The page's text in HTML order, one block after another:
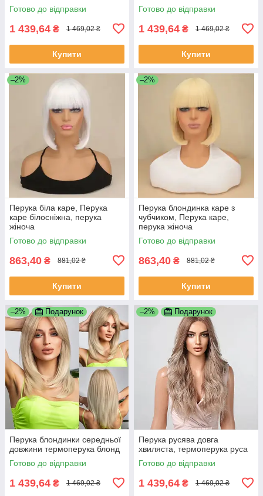
Готово до відправки
1 439,64 ₴ 1 469,02 ₴
Купити
Готово до відправки
1 439,64 ₴ 1 469,02 ₴
Купити
–2%
Перука біла каре, Перука
каре білосніжна, перука
жіноча
Готово до відправки
863,40 ₴ 881,02 ₴
Купити
–2%
Перука блондинка каре з
чубчиком, Перука каре,
перука жіноча
Готово до відправки
863,40 ₴ 881,02 ₴
Купити
–2% Подарунок
Перука блондинки середньої
довжини термоперука блонд
Готово до відправки
1 439,64 ₴ 1 469,02 ₴
–2% Подарунок
Перука русява довга
хвиляста, термоперука руса
Готово до відправки
1 439,64 ₴ 1 469,02 ₴